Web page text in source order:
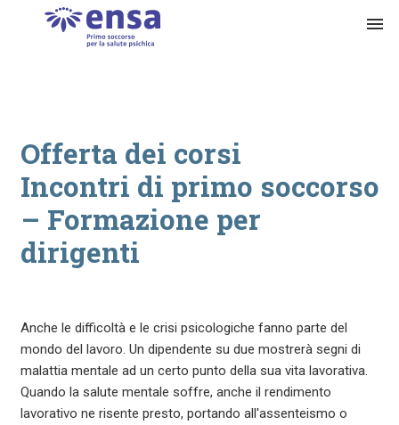
menu
Offerta dei corsi
Incontri di primo soccorso
– Formazione per
dirigenti
Anche le difficoltà e le crisi psicologiche fanno parte del
mondo del lavoro. Un dipendente su due mostrerà segni di
malattia mentale ad un certo punto della sua vita lavorativa.
Quando la salute mentale soffre, anche il rendimento
lavorativo ne risente presto, portando all'assenteismo o